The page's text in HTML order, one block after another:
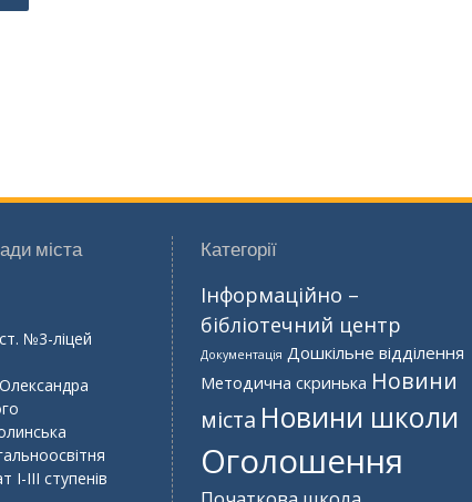
міста
№3-ліцей
Олександра
ІІІ ступенів
Категорії
Інформаційно –
бібліотечний центр
Документація Дошкільне відділення
Методична скринька Новини
міста Новини школи
Оголошення